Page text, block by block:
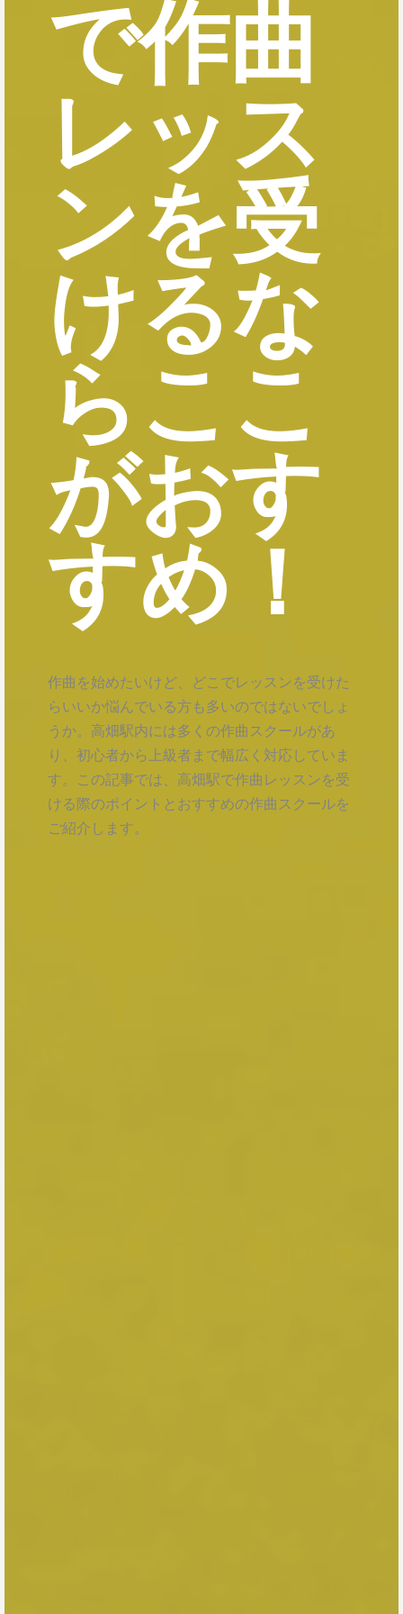
で作曲
レッス
ンを受
けるな
らここ
がおす
すめ！
作曲を始めたいけど、どこでレッスンを受けた
らいいか悩んでいる方も多いのではないでしょ
うか。高畑駅内には多くの作曲スクールがあ
り、初心者から上級者まで幅広く対応していま
す。この記事では、高畑駅で作曲レッスンを受
ける際のポイントとおすすめの作曲スクールを
ご紹介します。